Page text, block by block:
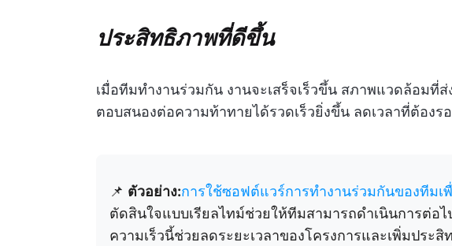
ประสิทธิภาพที่ดีขึ้น
เมื่อทีมทำงานร่วมกัน งานจะเสร็จเร็วขึ้น สภาพแวดล้อมที่
ตอบสนองต่อความท้าทายได้รวดเร็วยิ่งขึ้น ลดเวลาที่ต้องร
📌 ตัวอย่าง:การใช้ซอฟต์แวร์การทำงานร่วมกันของทีมเ
ตัดสินใจแบบเรียลไทม์ช่วยให้ทีมสามารถดำเนินการต่อ
ความเร็วนี้ช่วยลดระยะเวลาของโครงการและเพิ่มประ